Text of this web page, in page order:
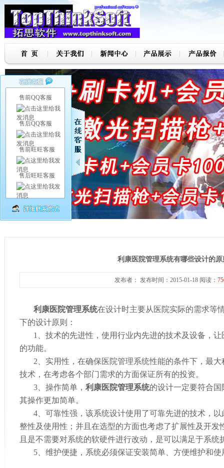
利康医院管理系统有哪些设计的原
发布者： 发布时间：2015-01-18 阅读：
利康医院管理系统在设计时主要从医院实际的需求等
下的设计原则：
1、 技术的先进性，使用行业内先进的技术及设备，
的功能。
2、 实用性，在确保医院管理系统性能的条件下，最
技术，在考虑各个部门需求的方面保证所有的投资。
3、 操作简单， 利康医院管理系统的设计一定要符合
其操作更加简单。
4、 可靠性强，该系统设计使用了可靠先进的技术，
整性及使用性；并且在选型的方面也考虑了扩展性及开发
且是不需要对系统的软硬件进行改动，是可以满足于系统
5、 维护便捷，系统必须保证安装简单、方便维护和使
售前QQ客服
售后QQ客服
售前旺旺客服
售后旺旺客服